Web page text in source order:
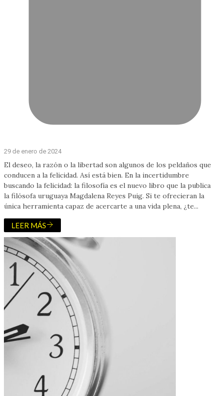
29 de enero de 2024
El deseo, la razón o la libertad son algunos de los peldaños que
conducen a la felicidad. Así está bien. En la incertidumbre
buscando la felicidad: la filosofía es el nuevo libro que la publica
la filósofa uruguaya Magdalena Reyes Puig. Si te ofrecieran la
única herramienta capaz de acercarte a una vida plena, ¿te...
LEER MÁS